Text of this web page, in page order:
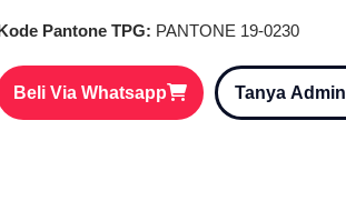
Pantone TPG: PANTONE 19-0230
Beli Via Whatsapp Tanya Admin